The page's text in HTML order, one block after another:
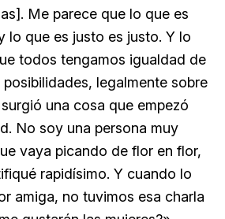
Me parece que lo que es
lo que es justo es justo. Y lo
todos tengamos igualdad de
legalmente sobre
una cosa que empezó
No soy una persona muy
vaya picando de flor en flor,
rapidísimo. Y cuando lo
amiga, no tuvimos esa charla